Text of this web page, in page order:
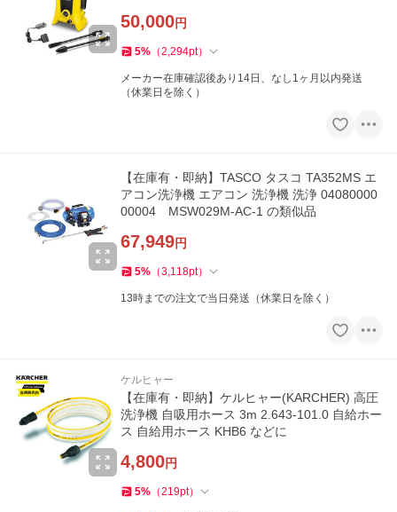
50,000円
5% （2,294pt）
メーカー在庫確認後あり14日、なし1ヶ月以内発送
（休業日を除く）
【在庫有・即納】TASCO タスコ TA352MS エ
アコン洗浄機 エアコン 洗浄機 洗浄 04080000
00004 MSW029M-AC-1 の類似品
67,949円
5% （3,118pt）
13時までの注文で当日発送（休業日を除く）
ケルヒャー
【在庫有・即納】ケルヒャー(KARCHER) 高圧
洗浄機 自吸用ホース 3m 2.643-101.0 自給ホー
ス 自給用ホース KHB6 などに
4,800円
5% （219pt）